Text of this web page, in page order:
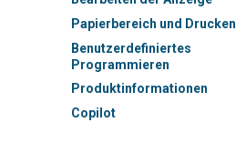
Papierbereich und Drucken
Benutzerdefiniertes
Programmieren
Produktinformationen
Copilot